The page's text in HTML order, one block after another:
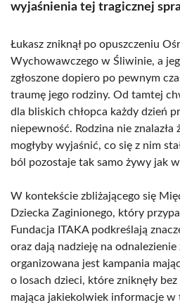
wyjaśnienia tej tragicznej
Łukasz zniknął po opuszczeniu
Wychowawczego w Śliwinie, a
zgłoszone dopiero po pewnym
traumę jego rodziny. Od tamtej
dla bliskich chłopca każdy dzień
niepewność. Rodzina nie
mogłyby wyjaśnić, co się z nim
ból pozostaje tak samo żywy jak
W kontekście zbliżającego się
Dziecka Zaginionego, który
Fundacja ITAKA podkreślają
oraz dają nadzieję na
organizowana jest kampania
o losach dzieci, które zniknęły
mająca jakiekolwiek informacje w